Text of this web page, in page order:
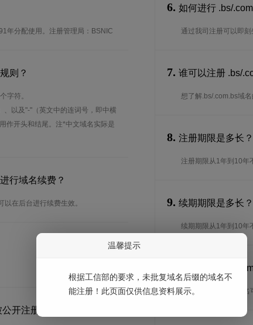
年分配使用。注册管理局：BSNIC
则？
字符。
以及"-"（英文中的连词号，即中横
作开头和结尾。注*中文域名实际是
行域名续费？
在后台进行续费生效。
开注册？
6. 如何进行 .bs/
通过我司注册可以即刻
7. 谁可以注册 .bs/
想了解.bs/.com.bs域
8. 注册期限是多长？
注册期限从1年到10年
9. 续期期限是多长？
续期期限从1年到10年
可以转入bs/
是的，bs/.com.bs域名
温馨提示
根据工信部的要求，未批复域名后缀的域名不
能注册！此页面仅供信息资料展示。